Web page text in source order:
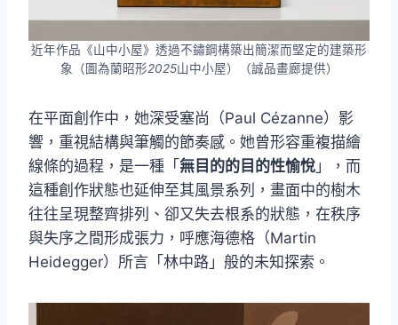
近年作品《山中小屋》透過不鏽鋼構築出簡潔而堅定的建築形
象（圖為蘭昭形2025山中小屋）（誠品畫廊提供）
在平面創作中，她深受塞尚（Paul Cézanne）影
響，重視結構與筆觸的節奏感。她曾形容重複描繪
線條的過程，是一種「 無目的的目的性愉悅 」，而
這種創作狀態也延伸至其風景系列，畫面中的樹木
往往呈現整齊排列、卻又失去根系的狀態，在秩序
與失序之間形成張力，呼應海德格（Martin
Heidegger）所言「林中路」般的未知探索。